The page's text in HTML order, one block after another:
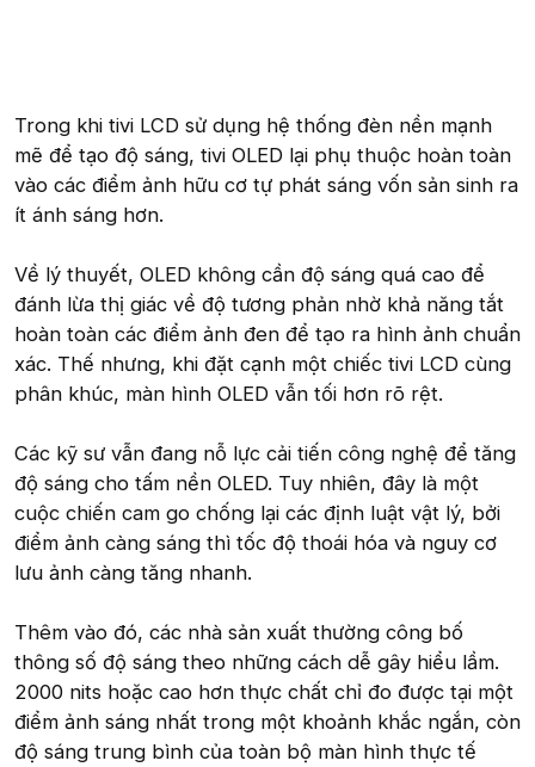
Trong khi tivi LCD sử dụng hệ thống đèn nền mạnh
mẽ để tạo độ sáng, tivi OLED lại phụ thuộc hoàn toàn
vào các điểm ảnh hữu cơ tự phát sáng vốn sản sinh ra
ít ánh sáng hơn.
Về lý thuyết, OLED không cần độ sáng quá cao để
đánh lừa thị giác về độ tương phản nhờ khả năng tắt
hoàn toàn các điểm ảnh đen để tạo ra hình ảnh chuẩn
xác. Thế nhưng, khi đặt cạnh một chiếc tivi LCD cùng
phân khúc, màn hình OLED vẫn tối hơn rõ rệt.
Các kỹ sư vẫn đang nỗ lực cải tiến công nghệ để tăng
độ sáng cho tấm nền OLED. Tuy nhiên, đây là một
cuộc chiến cam go chống lại các định luật vật lý, bởi
điểm ảnh càng sáng thì tốc độ thoái hóa và nguy cơ
lưu ảnh càng tăng nhanh.
Thêm vào đó, các nhà sản xuất thường công bố
thông số độ sáng theo những cách dễ gây hiểu lầm.
2000 nits hoặc cao hơn thực chất chỉ đo được tại một
điểm ảnh sáng nhất trong một khoảnh khắc ngắn, còn
độ sáng trung bình của toàn bộ màn hình thực tế